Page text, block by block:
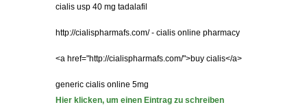
cialis usp 40 mg tadalafil
http://cialispharmafs.com/ - cialis online pharmacy
<a href="http://cialispharmafs.com/">buy cialis</a>
generic cialis online 5mg
Hier klicken, um einen Eintrag zu schreiben